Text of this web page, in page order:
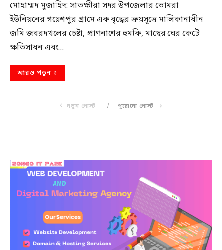
মোহাম্মদ মুজাহিদ: সাতক্ষীরা সদর উপজেলার ভোমরা
ইউনিয়নের গয়েশপুর গ্রামে এক বৃদ্ধের ক্রয়সূত্রে মালিকানাধীন
জমি জবরদখলের চেষ্টা, প্রাণনাশের হুমকি, মাছের ঘের কেটে
ক্ষতিসাধন এবং…
আরও পড়ুন
নতুন পোস্ট পুরোনো পোস্ট